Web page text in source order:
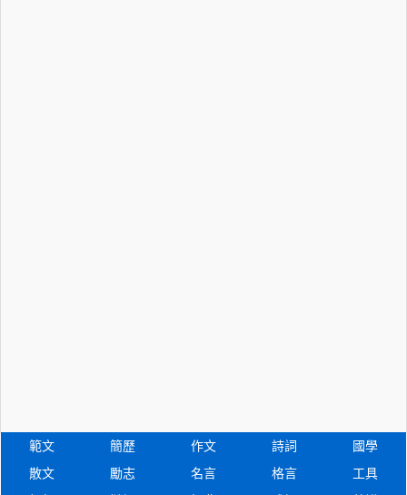
範文 簡歷 作文 詩詞
國學
散文
勵志 名言 格言
工具